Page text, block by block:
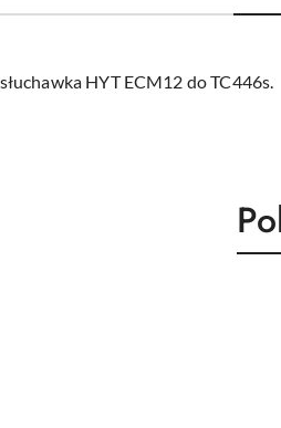
HYT ECM12 do TC446s.
o